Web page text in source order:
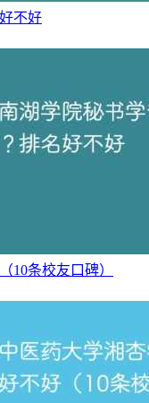
不好
10条校友口碑）